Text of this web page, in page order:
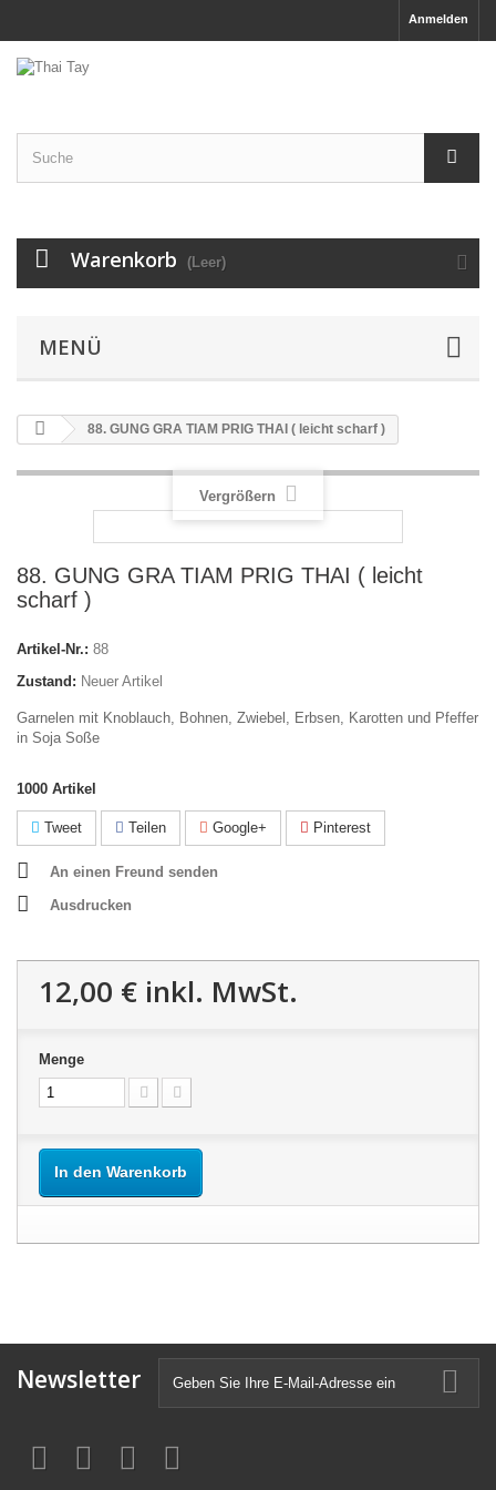
Anmelden
Warenkorb (Leer)
MENÜ
88. GUNG GRA TIAM PRIG THAI ( leicht scharf )
Vergrößern
88. GUNG GRA TIAM PRIG THAI ( leicht
scharf )
Artikel-Nr.: 88
Zustand: Neuer Artikel
Garnelen mit Knoblauch, Bohnen, Zwiebel, Erbsen, Karotten und Pfeffer
in Soja Soße
1000 Artikel
Tweet Teilen Google+ Pinterest
An einen Freund senden
Ausdrucken
12,00 € inkl. MwSt.
Menge
In den Warenkorb
Newsletter